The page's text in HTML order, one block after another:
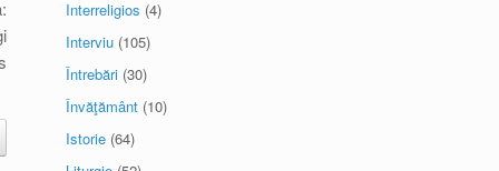
Interreligios (4)
Interviu (105)
Întrebări (30)
Învăţământ (10)
Istorie (64)